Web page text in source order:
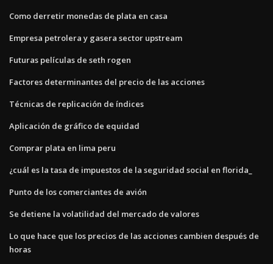
Como derretir monedas de plata en casa
Empresa petrolera y gasera sector upstream
Futuras películas de seth rogen
Factores determinantes del precio de las acciones
Técnicas de replicación de índices
Aplicación de gráfico de equidad
Comprar plata en lima peru
¿cuál es la tasa de impuestos de la seguridad social en florida_
Punto de los comerciantes de avión
Se detiene la volatilidad del mercado de valores
Lo que hace que los precios de las acciones cambien después de
horas